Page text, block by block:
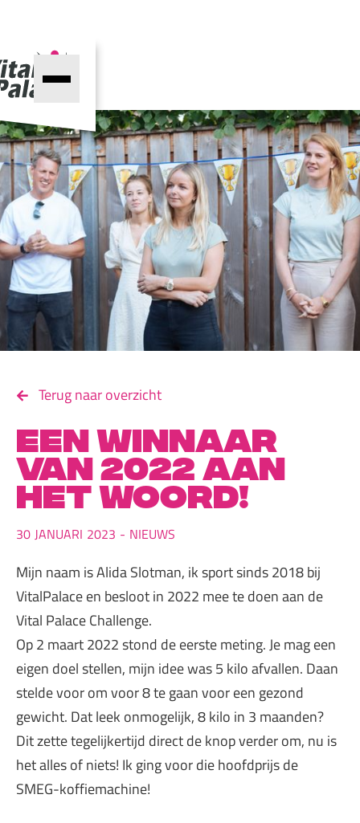
Terug naar overzicht
Een winnaar
van 2022 aan
het woord!
30 JANUARI 2023 - NIEUWS
Mijn naam is Alida Slotman, ik sport sinds 2018 bij
VitalPalace en besloot in 2022 mee te doen aan de
Vital Palace Challenge.
Op 2 maart 2022 stond de eerste meting. Je mag een
eigen doel stellen, mijn idee was 5 kilo afvallen. Daan
stelde voor om voor 8 te gaan voor een gezond
gewicht. Dat leek onmogelijk, 8 kilo in 3 maanden?
Dit zette tegelijkertijd direct de knop verder om, nu is
het alles of niets! Ik ging voor die hoofdprijs de
SMEG-koffiemachine!